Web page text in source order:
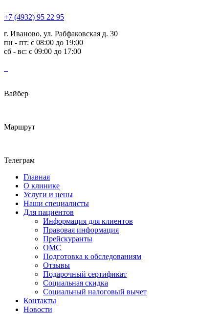
+7 (4932) 95 22 95
г. Иваново, ул. Рабфаковская д. 30
пн - пт: с 08:00 до 19:00
сб - вс: с 09:00 до 17:00
Вайбер
Маршрут
Телеграм
Главная
О клинике
Услуги и цены
Наши специалисты
Для пациентов
Информация для клиентов
Правовая информация
Прейскуранты
ОМС
Подготовка к обследованиям
Отзывы
Подарочный сертификат
Социальная скидка
Социальный налоговый вычет
Контакты
Новости